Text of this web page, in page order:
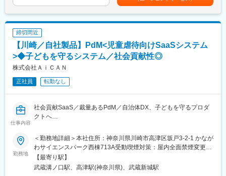
す。
●atGPジョブトレ秋葉原
●atGPジョブトレお茶の水
●atGPジョブトレ大手町
●atGPジョブトレ秋葉原第2
●atGPジョブトレIT・Web 渋谷
●atGPジョブトレIT・Web浜松町
※ご希望があれば神奈川・埼玉・千葉での就業も可能です。
変更の範囲：会社の定める業務
■働き方
・平均残業時間20H以内
・年間休日123日
・フレックス（コアタイム：11：00～16：00、フレキシブルタイ
・週１日のリモート勤務可能 ※入社直後は週５日出社いただきま
■自社サービスについて
〈伴走型業務支援 AiCANサービス〉
・ICTとデータの利活用を取り入れることで子ども虐待対応の「ス
ピード」と「判断の質」を向上させ、見過ごしを防ぐ仕組みをつ
くるための伴走型業務支援サービス。
下する可能性があります。月給(月額)は固定手当を含めた表記で
す。
締切間近
【川崎／自社製品】PdM<児童虐待向けSaaSシステム
>◆子どもを守るシステム／社会貢献性◎
株式会社ＡｉＣＡＮ
正社員 転勤なし
仕事内容
社会貢献SaaS／裁量あるPdM／自治体DX、子どもを守るプロダ
クトへ
■当社について
「すべての子どもたちが安全な世界に変える」をビジョンに、児
童福祉・子ども虐待対応という極めて重要かつ未解決な社会課題
に向き合うインパクトスタートアップです。自治体向け業務支援
システム「AiCAN」は、現場で実際に児童相談業務に携わってき
勤務地
＜勤務地詳細＞本社住所：神奈川県川崎市高津区坂戸3-2-1 かなが
わサイエンスパーク西棟713A受動喫煙対策：屋内全面禁煙変更の
範囲：会社の定める事業所（リモートワーク含む）
【最寄り駅】
武蔵溝ノ口駅、高津駅(神奈川県)、武蔵新城駅